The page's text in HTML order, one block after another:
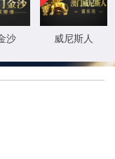
路检测中心行政楼正